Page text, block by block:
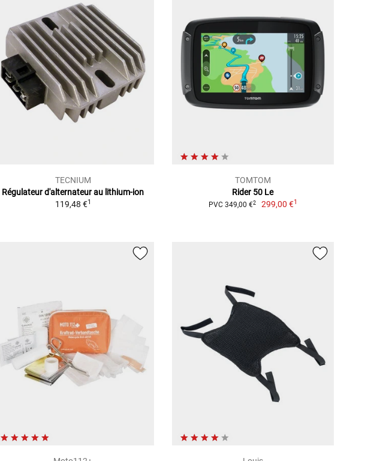
TECNIUM
Régulateur d'alternateur au lithium-ion
119,48 €1
TOMTOM
Rider 50 Le
PVC 349,00 €2 299,00 €1